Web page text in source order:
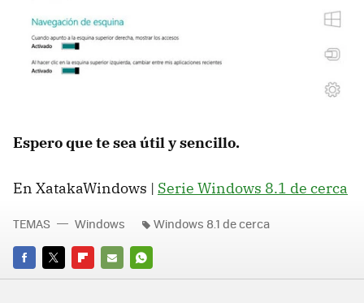
Espero que te sea útil y sencillo.
En XatakaWindows | Serie Windows 8.1 de cerca
FACEBOOK
TWITTERFLIPBOARD
E-
WHATSAPP
TEMAS Windows Windows 8.1 de cerca